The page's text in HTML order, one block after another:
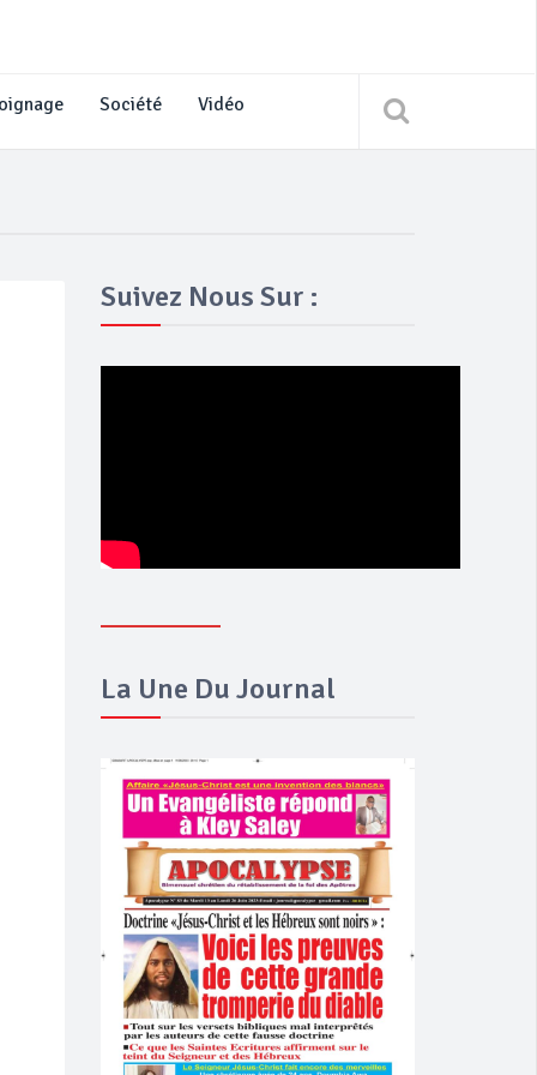
Société Vidéo
Suivez Nous Sur :
La Une Du Journal